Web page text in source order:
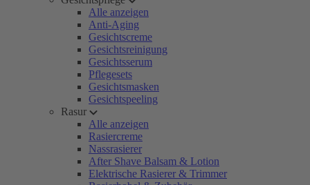
Alle anzeigen
Anti-Aging
Gesichtscreme
Gesichtsreinigung
Gesichtsserum
Pflegesets
Gesichtsmasken
Gesichtspeeling
Rasur
Alle anzeigen
Rasiercreme
Nassrasierer
After Shave Balsam & Lotion
Elektrische Rasierer & Trimmer